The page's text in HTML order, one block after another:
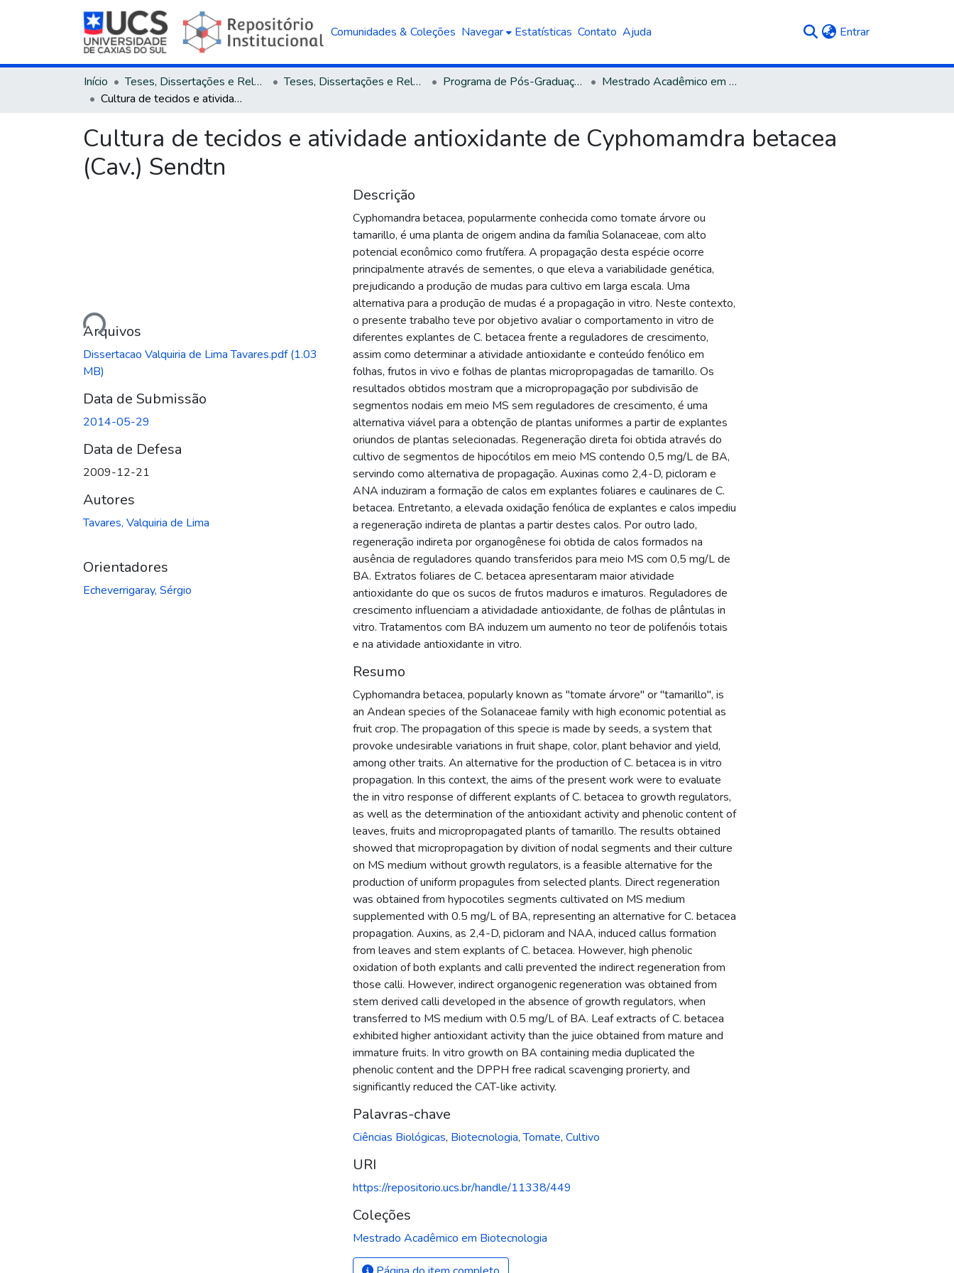
Comunidades & Coleções Navegar Estatísticas Contato Ajuda Entrar(current)
Início Teses, Dissertações e Relatórios Teses, Dissertações e Relatórios defendidos na UCS Programa de Pós-Graduação em Biotecnologia
Mestrado Acadêmico em Biotecnologia
Cultura de tecidos e atividade antioxidante de Cyphomamdra betacea (Cav.) Sendtn
Cultura de tecidos e atividade antioxidante de Cyphomamdra betacea
(Cav.) Sendtn
Carregando...
Arquivos
Dissertacao Valquiria de Lima Tavares.pdf(1.03
MB)
Data de Submissão
2014-05-29
Data de Defesa
2009-12-21
Autores
Tavares, Valquiria de Lima
Orientadores
Echeverrigaray, Sérgio
Descrição
Cyphomandra betacea, popularmente conhecida como tomate árvore ou
tamarillo, é uma planta de origem andina da família Solanaceae, com alto
potencial econômico como frutífera. A propagação desta espécie ocorre
principalmente através de sementes, o que eleva a variabilidade genética,
prejudicando a produção de mudas para cultivo em larga escala. Uma
alternativa para a produção de mudas é a propagação in vitro. Neste contexto,
o presente trabalho teve por objetivo avaliar o comportamento in vitro de
diferentes explantes de C. betacea frente a reguladores de crescimento,
assim como determinar a atividade antioxidante e conteúdo fenólico em
folhas, frutos in vivo e folhas de plantas micropropagadas de tamarillo. Os
resultados obtidos mostram que a micropropagação por subdivisão de
segmentos nodais em meio MS sem reguladores de crescimento, é uma
alternativa viável para a obtenção de plantas uniformes a partir de explantes
oriundos de plantas selecionadas. Regeneração direta foi obtida através do
cultivo de segmentos de hipocótilos em meio MS contendo 0,5 mg/L de BA,
servindo como alternativa de propagação. Auxinas como 2,4-D, picloram e
ANA induziram a formação de calos em explantes foliares e caulinares de C.
betacea. Entretanto, a elevada oxidação fenólica de explantes e calos impediu
a regeneração indireta de plantas a partir destes calos. Por outro lado,
regeneração indireta por organogênese foi obtida de calos formados na
ausência de reguladores quando transferidos para meio MS com 0,5 mg/L de
BA. Extratos foliares de C. betacea apresentaram maior atividade
antioxidante do que os sucos de frutos maduros e imaturos. Reguladores de
crescimento influenciam a atividadade antioxidante, de folhas de plântulas in
vitro. Tratamentos com BA induzem um aumento no teor de polifenóis totais
e na atividade antioxidante in vitro.
Resumo
Cyphomandra betacea, popularly known as "tomate árvore" or "tamarillo", is
an Andean species of the Solanaceae family with high economic potential as
fruit crop. The propagation of this specie is made by seeds, a system that
provoke undesirable variations in fruit shape, color, plant behavior and yield,
among other traits. An alternative for the production of C. betacea is in vitro
propagation. In this context, the aims of the present work were to evaluate
the in vitro response of different explants of C. betacea to growth regulators,
as well as the determination of the antioxidant activity and phenolic content of
leaves, fruits and micropropagated plants of tamarillo. The results obtained
showed that micropropagation by divition of nodal segments and their culture
on MS medium without growth regulators, is a feasible alternative for the
production of uniform propagules from selected plants. Direct regeneration
was obtained from hypocotiles segments cultivated on MS medium
supplemented with 0.5 mg/L of BA, representing an alternative for C. betacea
propagation. Auxins, as 2,4-D, picloram and NAA, induced callus formation
from leaves and stem explants of C. betacea. However, high phenolic
oxidation of both explants and calli prevented the indirect regeneration from
those calli. However, indirect organogenic regeneration was obtained from
stem derived calli developed in the absence of growth regulators, when
transferred to MS medium with 0.5 mg/L of BA. Leaf extracts of C. betacea
exhibited higher antioxidant activity than the juice obtained from mature and
immature fruits. In vitro growth on BA containing media duplicated the
phenolic content and the DPPH free radical scavenging prorierty, and
significantly reduced the CAT-like activity.
Palavras-chave
Ciências Biológicas, Biotecnologia,Tomate, Cultivo
URI
https://repositorio.ucs.br/handle/11338/449
Coleções
Mestrado Acadêmico em Biotecnologia